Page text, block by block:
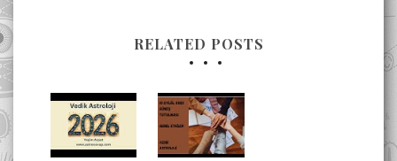
RELATED POSTS